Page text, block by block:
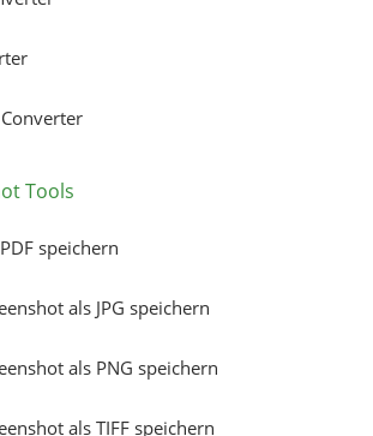
Tools
speichern
als JPG speichern
als PNG speichern
als TIFF speichern